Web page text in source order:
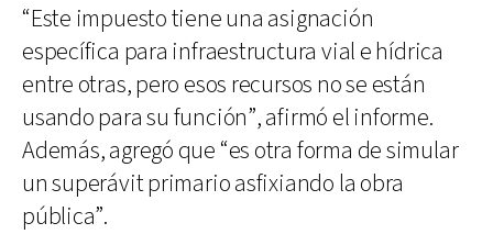
“Este impuesto tiene una asignación
específica para infraestructura vial e hídrica
entre otras, pero esos recursos no se están
usando para su función”, afirmó el informe.
Además, agregó que “es otra forma de simular
un superávit primario asfixiando la obra
pública”.